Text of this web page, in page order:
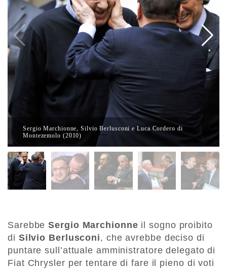
Sergio Marchionne, Silvio Berlusconi e Luca Cordero di
Montezemolo (2010)
SarebbeSergio Marchionne il sogno proibito
di Silvio Berlusconi, che avrebbe deciso di
puntare sull’attuale amministratore delegato di
Fiat Chrysler per tentare di fare il pieno di voti